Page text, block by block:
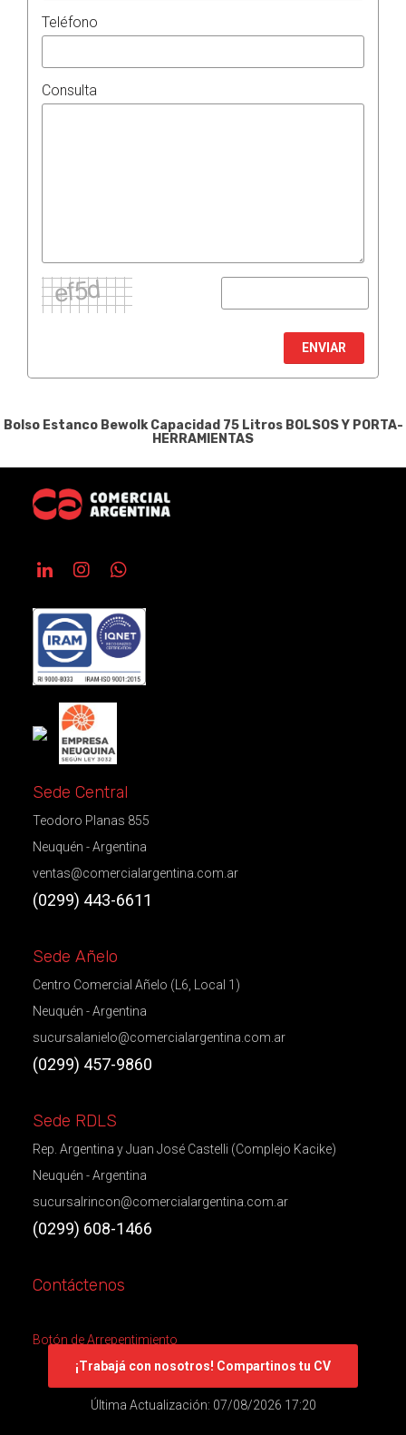
Teléfono
Consulta
ENVIAR
Bolso Estanco Bewolk Capacidad 75 Litros BOLSOS Y PORTA-
HERRAMIENTAS
Sede Central
Teodoro Planas 855
Neuquén - Argentina
ventas@comercialargentina.com.ar
(0299) 443-6611
Sede Añelo
Centro Comercial Añelo (L6, Local 1)
Neuquén - Argentina
sucursalanielo@comercialargentina.com.ar
(0299) 457-9860
Sede RDLS
Rep. Argentina y Juan José Castelli (Complejo Kacike)
Neuquén - Argentina
sucursalrincon@comercialargentina.com.ar
(0299) 608-1466
Contáctenos
Botón de Arrepentimiento
¡Trabajá con nosotros! Compartinos tu CV
Última Actualización: 07/08/2026 17:20